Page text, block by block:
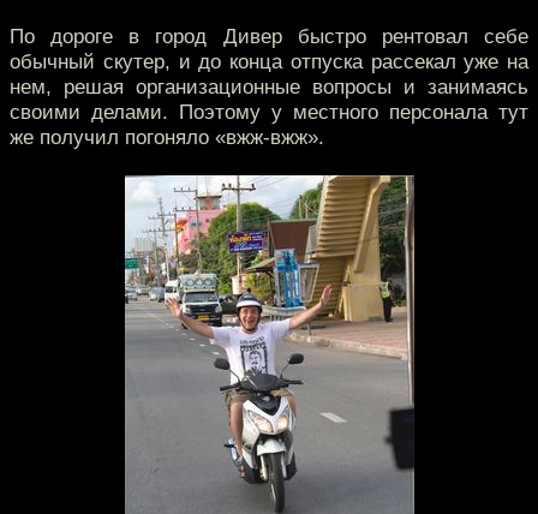
По дороге в город Дивер быстро рентовал себе
обычный скутер, и до конца отпуска рассекал уже на
нем, решая организационные вопросы и занимаясь
своими делами. Поэтому у местного персонала тут
же получил погоняло «вжж-вжж».